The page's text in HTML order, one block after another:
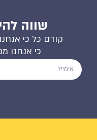
שווה
קודם כל כי
כי אנחנו